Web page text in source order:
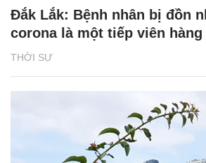
THỜI SỰ
Đắk Lắk: Bệnh nhân bị đồn
corona là một tiếp viên hàng